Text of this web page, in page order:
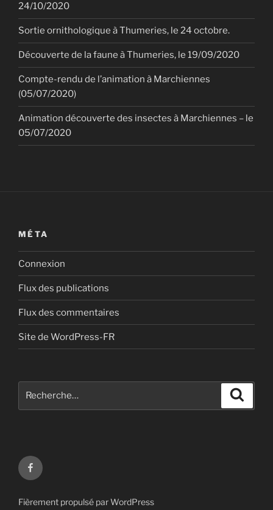
24/10/2020
Sortie ornithologique à Thumeries, le 24 octobre.
Découverte de la faune à Thumeries, le 19/09/2020
Compte-rendu de l’animation à Marchiennes
(05/07/2020)
Animation découverte des insectes à Marchiennes – le
05/07/2020
MÉTA
Connexion
Flux des publications
Flux des commentaires
Site de WordPress-FR
Page
facebook
Fièrement propulsé par WordPress